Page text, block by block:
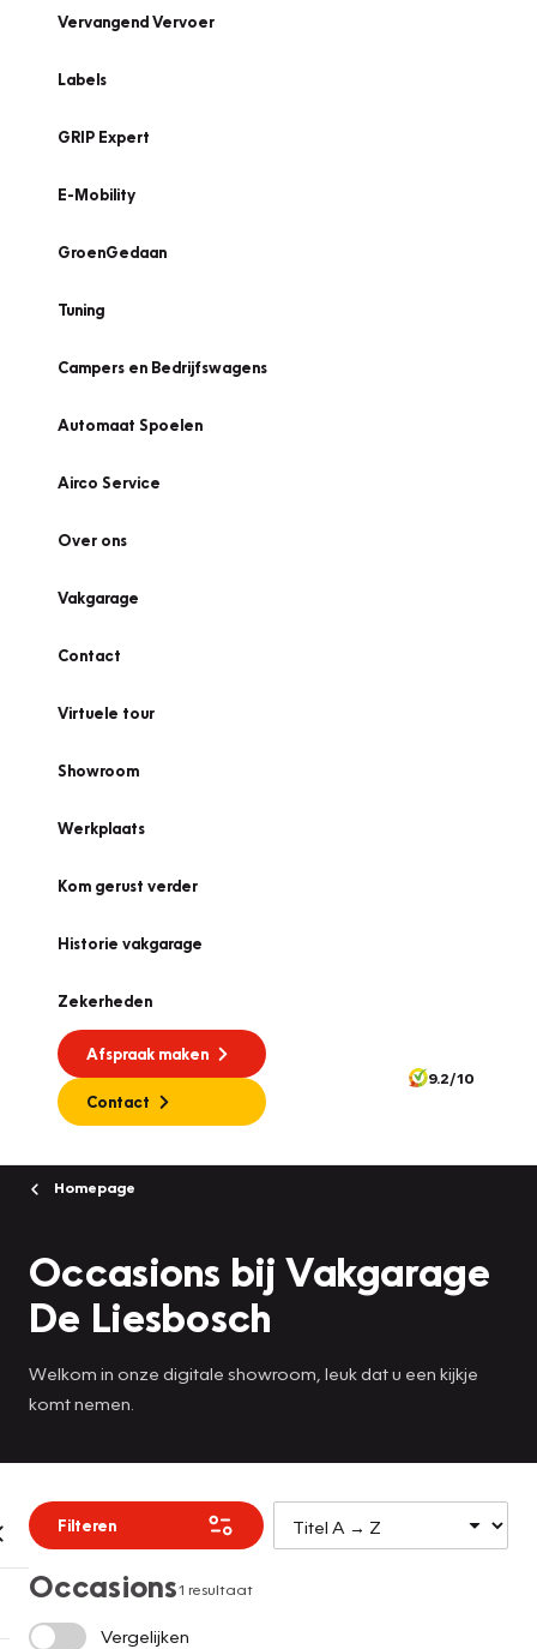
Vervangend Vervoer
Labels
GRIP Expert
E-Mobility
GroenGedaan
Tuning
Campers en Bedrijfswagens
Automaat Spoelen
Airco Service
Over ons
Vakgarage
Contact
Virtuele tour
Showroom
Werkplaats
Kom gerust verder
Historie vakgarage
Zekerheden
Afspraak maken
Contact
9.2/10
Homepage
Occasions bij Vakgarage
De Liesbosch
Welkom in onze digitale showroom, leuk dat u een kijkje
komt nemen.
Filteren
Occasions1 resultaat
Vergelijken